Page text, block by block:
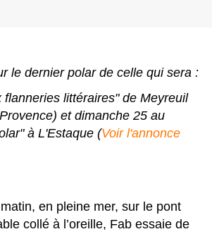
le dernier polar de celle qui sera :
flanneries littéraires" de Meyreuil
et dimanche 25 au
à L'Estaque (Voir l'annonce
en pleine mer, sur le pont
collé à l’oreille, Fab essaie de